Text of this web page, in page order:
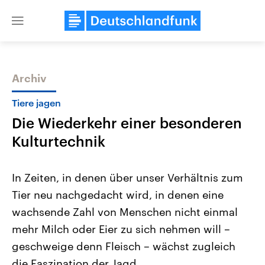
Close
Themen
Landtagswahl Sachsen-Anhalt
2026
Alle Informationen
Sachsen-Anhalt wählt am 6.
September 2026 einen neuen
Landtag. Seit 2021 wird das
Bundesland von einer Koalition aus
Aktuelle Beiträge,
Hintergründe
Wirtschaftlich und
gehören die Vereinigten
den mächtigsten Ländern
Archiv
Tiere jagen
Die Wiederkehr einer besonderen
Kulturtechnik
In Zeiten, in denen über unser Verhältnis zum
Tier neu nachgedacht wird, in denen eine
wachsende Zahl von Menschen nicht einmal
mehr Milch oder Eier zu sich nehmen will –
geschweige denn Fleisch – wächst zugleich